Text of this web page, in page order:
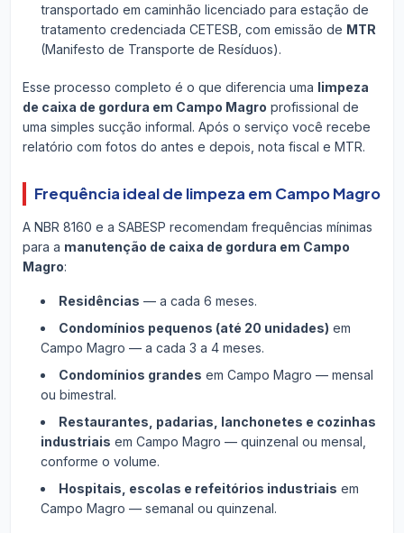
transportado em caminhão licenciado para estação de
tratamento credenciada CETESB, com emissão de MTR
(Manifesto de Transporte de Resíduos).
Esse processo completo é o que diferencia uma limpeza
de caixa de gordura em Campo Magro profissional de
uma simples sucção informal. Após o serviço você recebe
relatório com fotos do antes e depois, nota fiscal e MTR.
Frequência ideal de limpeza em Campo Magro
A NBR 8160 e a SABESP recomendam frequências mínimas
para a manutenção de caixa de gordura em Campo
Magro:
Residências — a cada 6 meses.
Condomínios pequenos (até 20 unidades) em
Campo Magro — a cada 3 a 4 meses.
Condomínios grandes em Campo Magro — mensal
ou bimestral.
Restaurantes, padarias, lanchonetes e cozinhas
industriais em Campo Magro — quinzenal ou mensal,
conforme o volume.
Hospitais, escolas e refeitórios industriais em
Campo Magro — semanal ou quinzenal.